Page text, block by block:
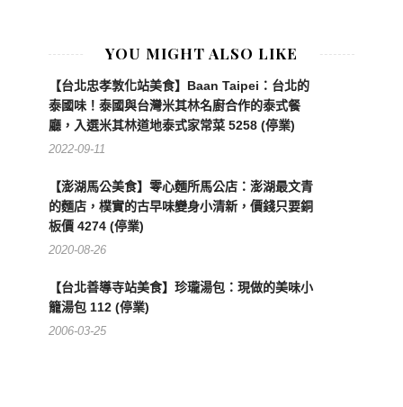
YOU MIGHT ALSO LIKE
【台北忠孝敦化站美食】Baan Taipei：台北的
泰國味！泰國與台灣米其林名廚合作的泰式餐
廳，入選米其林道地泰式家常菜 5258 (停業)
2022-09-11
【澎湖馬公美食】零心麵所馬公店：澎湖最文青
的麵店，樸實的古早味變身小清新，價錢只要銅
板價 4274 (停業)
2020-08-26
【台北善導寺站美食】珍瓏湯包：現做的美味小
籠湯包 112 (停業)
2006-03-25